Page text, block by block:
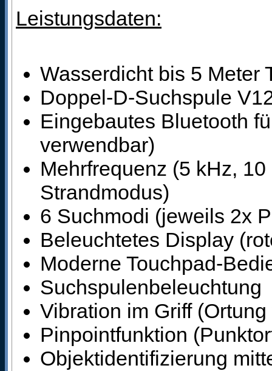
Leistungsdaten:
Wasserdicht bis 5 Meter
Doppel-D-Suchspule
Eingebautes Bluetooth
verwendbar)
Mehrfrequenz (5 kHz,
Strandmodus)
6 Suchmodi (jeweils 2x
Beleuchtetes Display
Moderne Touchpad-
Suchspulenbeleuchtung
Vibration im Griff
Pinpointfunktion
Objektidentifizierung